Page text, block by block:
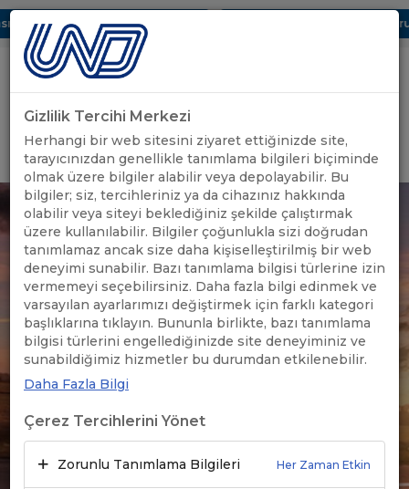
Dijital UBAK Bölümü Hakkında UND, Yunanistan Vize
Uluslararası Nakliyeciler Derneği
GİRİŞ YAP
Gizlilik Tercihi Merkezi
Herhangi bir web sitesini ziyaret ettiğinizde site,
tarayıcınızdan genellikle tanımlama bilgileri biçiminde
olmak üzere bilgiler alabilir veya depolayabilir. Bu
bilgiler; siz, tercihleriniz ya da cihazınız hakkında
olabilir veya siteyi beklediğiniz şekilde çalıştırmak
üzere kullanılabilir. Bilgiler çoğunlukla sizi doğrudan
tanımlamaz ancak size daha kişiselleştirilmiş bir web
deneyimi sunabilir. Bazı tanımlama bilgisi türlerine izin
vermemeyi seçebilirsiniz. Daha fazla bilgi edinmek ve
varsayılan ayarlarımızı değiştirmek için farklı kategori
başlıklarına tıklayın. Bununla birlikte, bazı tanımlama
bilgisi türlerini engellediğinizde site deneyiminiz ve
sunabildiğimiz hizmetler bu durumdan etkilenebilir.
Daha Fazla Bilgi
Çerez Tercihlerini Yönet
Zorunlu Tanımlama Bilgileri Her Zaman Etkin